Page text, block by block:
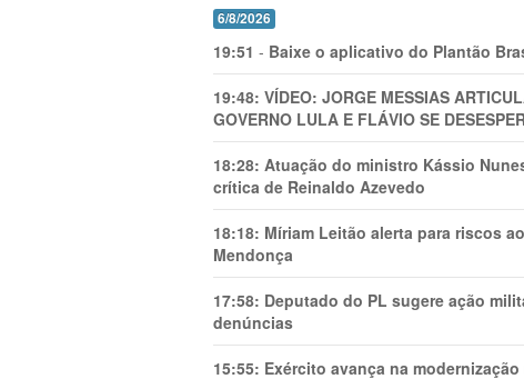
6/8/2026
19:51 - Baixe o aplicativo do Plantão
19:48: VÍDEO: JORGE MESSIAS
GOVERNO LULA E FLÁVIO SE
18:28: Atuação do ministro Kássio
crítica de Reinaldo Azevedo
18:18: Míriam Leitão alerta para riscos
Mendonça
17:58: Deputado do PL sugere ação
denúncias
15:55: Exército avança na